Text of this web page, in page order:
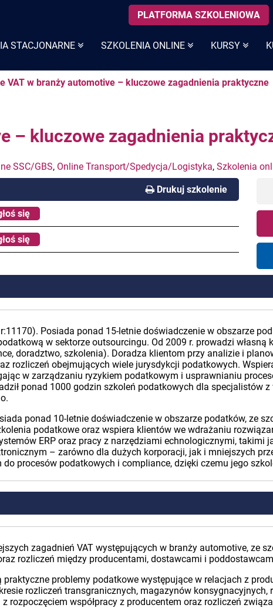
STACJONARNE SZKOLENIA ONLINE KURSY
PLATFORMA SZKOLENIOWA
VAT w branży automotive – kluczowe zagadnienia praktyczne
– kluczowe zagadnienia
SSC/GBS, Online Transport/Spedycja/Logistyka, Szkolenia
Drukuj szkolenie
się
się
Posiada ponad 15-letnie doświadczenie w obszarze
w sektorze outsourcingu. Od 2009 r. prowadzi własną
doradztwo, szkolenia). Doradza klientom przy analizie i
rozliczeń obejmujących wiele jurysdykcji podatkowych.
w zarządzaniu ryzykiem podatkowym i usprawnianiu
ponad 1000 godzin szkoleń podatkowych dla specjalistów
ponad 10-letnie doświadczenie w obszarze podatków, ze
podatkowe oraz wspiera klientów we wdrażaniu
ERP oraz pracy z narzędziami echnologicznymi, takimi
– zarówno dla dużych korporacji, jak i mniejszych
procesów podatkowych i compliance, dzięki czemu jego
zagadnień VAT występujących w branży automotive, ze
rozliczeń między producentami, dostawcami i
problemy podatkowe występujące w relacjach z
rozliczeń transgranicznych, magazynów konsygnacyjnych,
rozpoczęciem współpracy z producentem oraz rozliczeń